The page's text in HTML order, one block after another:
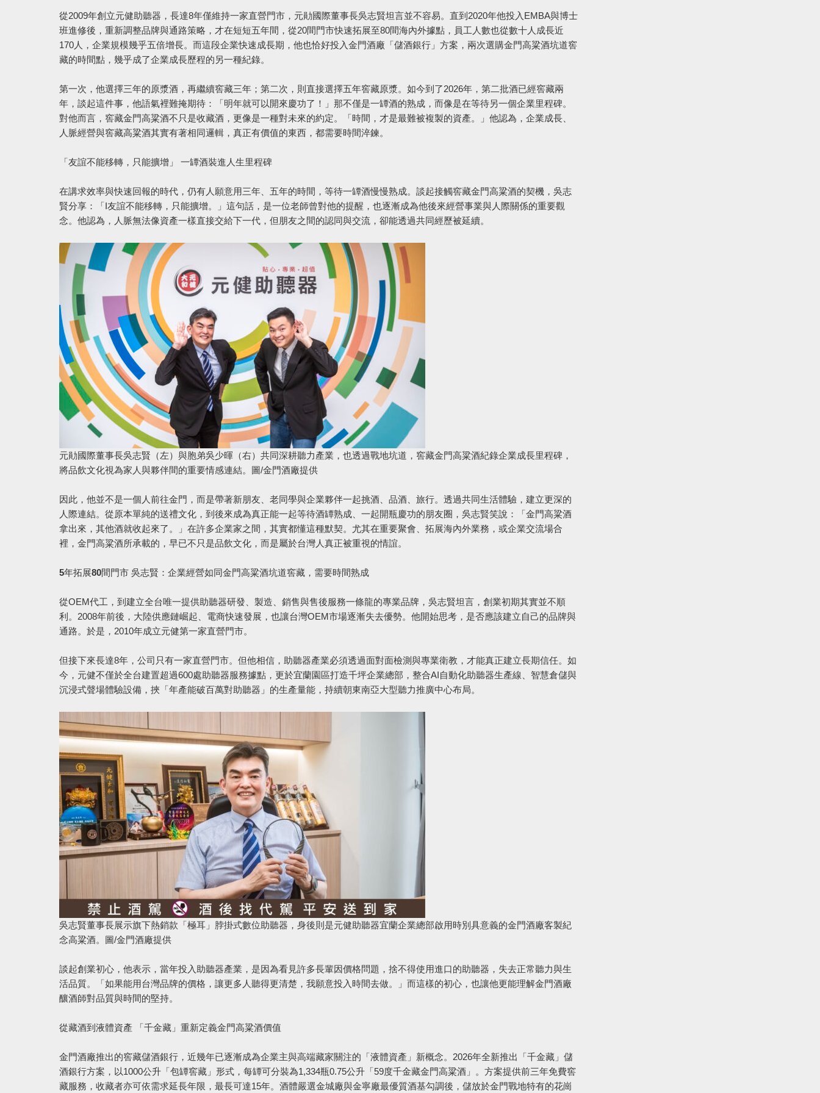
從2009年創立元健助聽器，長達8年僅維持一家直營門市，元勛國際董事長吳志賢坦言並不容易。直到2020年他投入EMBA與博士
班進修後，重新調整品牌與通路策略，才在短短五年間，從20間門市快速拓展至80間海內外據點，員工人數也從數十人成長近
170人，企業規模幾乎五倍增長。而這段企業快速成長期，他也恰好投入金門酒廠「儲酒銀行」方案，兩次選購金門高粱酒坑道窖
藏的時間點，幾乎成了企業成長歷程的另一種紀錄。
第一次，他選擇三年的原漿酒，再繼續窖藏三年；第二次，則直接選擇五年窖藏原漿。如今到了2026年，第二批酒已經窖藏兩
年，談起這件事，他語氣裡難掩期待：「明年就可以開來慶功了！」那不僅是一罈酒的熟成，而像是在等待另一個企業里程碑。
對他而言，窖藏金門高粱酒不只是收藏酒，更像是一種對未來的約定。「時間，才是最難被複製的資產。」他認為，企業成長、
人脈經營與窖藏高粱酒其實有著相同邏輯，真正有價值的東西，都需要時間淬鍊。
「友誼不能移轉，只能擴增」 一罈酒裝進人生里程碑
在講求效率與快速回報的時代，仍有人願意用三年、五年的時間，等待一罈酒慢慢熟成。談起接觸窖藏金門高粱酒的契機，吳志
賢分享：「I友誼不能移轉，只能擴增。」這句話，是一位老師曾對他的提醒，也逐漸成為他後來經營事業與人際關係的重要觀
念。他認為，人脈無法像資產一樣直接交給下一代，但朋友之間的認同與交流，卻能透過共同經歷被延續。
元勛國際董事長吳志賢（左）與胞弟吳少暉（右）共同深耕聽力產業，也透過戰地坑道，窖藏金門高粱酒紀錄企業成長里程碑，
將品飲文化視為家人與夥伴間的重要情感連結。圖/金門酒廠提供
因此，他並不是一個人前往金門，而是帶著新朋友、老同學與企業夥伴一起挑酒、品酒、旅行。透過共同生活體驗，建立更深的
人際連結。從原本單純的送禮文化，到後來成為真正能一起等待酒罈熟成、一起開瓶慶功的朋友圈，吳志賢笑說：「金門高粱酒
拿出來，其他酒就收起來了。」在許多企業家之間，其實都懂這種默契。尤其在重要聚會、拓展海內外業務，或企業交流場合
裡，金門高粱酒所承載的，早已不只是品飲文化，而是屬於台灣人真正被重視的情誼。
5年拓展80間門市 吳志賢：企業經營如同金門高粱酒坑道窖藏，需要時間熟成
從OEM代工，到建立全台唯一提供助聽器研發、製造、銷售與售後服務一條龍的專業品牌，吳志賢坦言，創業初期其實並不順
利。2008年前後，大陸供應鏈崛起、電商快速發展，也讓台灣OEM市場逐漸失去優勢。他開始思考，是否應該建立自己的品牌與
通路。於是，2010年成立元健第一家直營門市。
但接下來長達8年，公司只有一家直營門市。但他相信，助聽器產業必須透過面對面檢測與專業衛教，才能真正建立長期信任。如
今，元健不僅於全台建置超過600處助聽器服務據點，更於宜蘭園區打造千坪企業總部，整合AI自動化助聽器生產線、智慧倉儲與
沉浸式聲場體驗設備，挾「年產能破百萬對助聽器」的生產量能，持續朝東南亞大型聽力推廣中心布局。
吳志賢董事長展示旗下熱銷款「極耳」脖掛式數位助聽器，身後則是元健助聽器宜蘭企業總部啟用時別具意義的金門酒廠客製紀
念高粱酒。圖/金門酒廠提供
談起創業初心，他表示，當年投入助聽器產業，是因為看見許多長輩因價格問題，捨不得使用進口的助聽器，失去正常聽力與生
活品質。「如果能用台灣品牌的價格，讓更多人聽得更清楚，我願意投入時間去做。」而這樣的初心，也讓他更能理解金門酒廠
釀酒師對品質與時間的堅持。
從藏酒到液體資產 「千金藏」重新定義金門高粱酒價值
金門酒廠推出的窖藏儲酒銀行，近幾年已逐漸成為企業主與高端藏家關注的「液體資產」新概念。2026年全新推出「千金藏」儲
酒銀行方案，以1000公升「包罈窖藏」形式，每罈可分裝為1,334瓶0.75公升「59度千金藏金門高粱酒」。方案提供前三年免費窖
藏服務，收藏者亦可依需求延長年限，最長可達15年。酒體嚴選金城廠與金寧廠最優質酒基勾調後，儲放於金門戰地特有的花崗